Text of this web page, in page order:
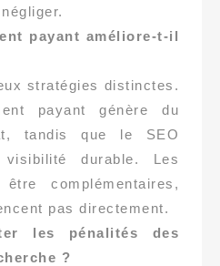
payant améliore-t-il
stratégies distinctes.
payant génère du
tandis que le SEO
durable. Les
complémentaires,
pas directement.
les pénalités des
?